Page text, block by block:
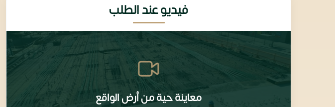
فيديو عند الطلب
معاينة حية من أرض الواقع